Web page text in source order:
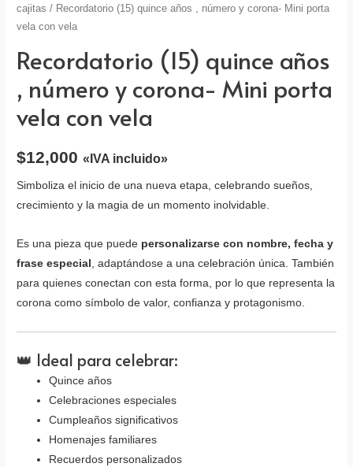
cajitas / Recordatorio (15) quince años , número y corona- Mini porta
vela con vela
Recordatorio (15) quince años
, número y corona- Mini porta
vela con vela
$12,000 «IVA incluido»
Simboliza el inicio de una nueva etapa, celebrando sueños,
crecimiento y la magia de un momento inolvidable.
Es una pieza que puede personalizarse con nombre, fecha y
frase especial , adaptándose a una celebración única. También
para quienes conectan con esta forma, por lo que representa la
corona como símbolo de valor, confianza y protagonismo.
👑 Ideal para celebrar:
Quince años
Celebraciones especiales
Cumpleaños significativos
Homenajes familiares
Recuerdos personalizados